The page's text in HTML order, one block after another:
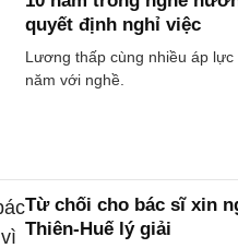
quyết định nghỉ việc
Lương thấp cùng nhiều áp
năm với nghề.
Từ chối cho bác sĩ xin
Thiên-Huế lý giải